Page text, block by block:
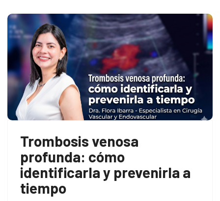
Trombosis venosa
profunda: cómo
identificarla y prevenirla a
tiempo